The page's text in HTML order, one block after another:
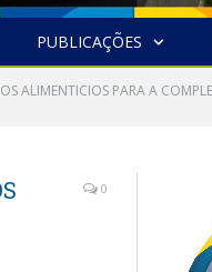
PUBLICAÇÕES
ALIMENTICIOS PARA A
0